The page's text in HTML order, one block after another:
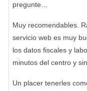
pregunte…
Muy recomendables.
servicio web es muy
los datos fiscales y
minutos del centro y
Un placer tenerles